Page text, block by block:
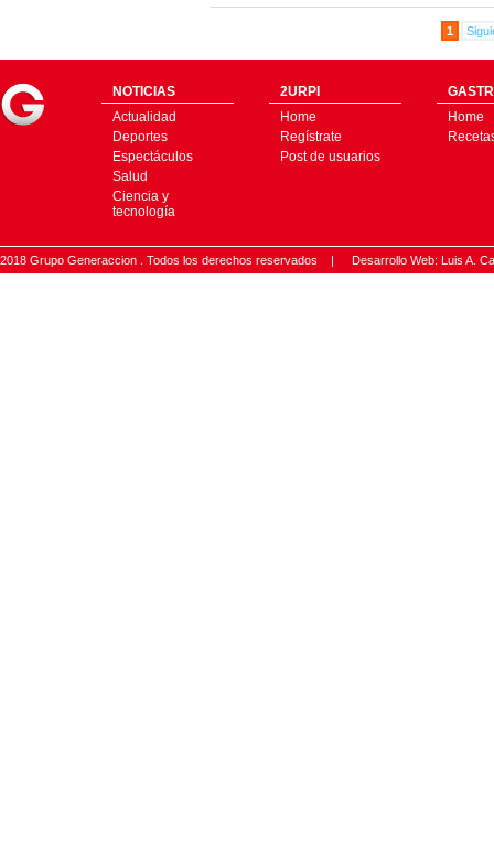
1
NOTICIAS
Actualidad
Deportes
Espectáculos
Salud
Ciencia y
tecnología
2URPI
Home
Regístrate
Post de usuarios
Home
2018 Grupo Generaccion . Todos los derechos reservados | Desarrollo Web: Luis